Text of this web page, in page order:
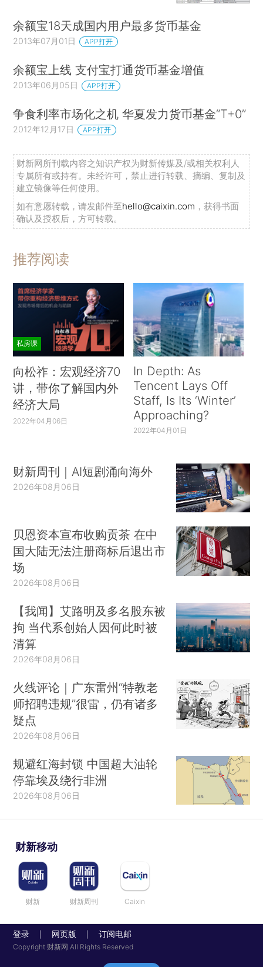
余额宝18天成国内用户最多货币基金
2013年07月01日 APP打开
余额宝上线 支付宝打通货币基金增值
2013年06月05日 APP打开
争食利率市场化之机 华夏发力货币基金“T+0”
2012年12月17日 APP打开
财新网所刊载内容之知识产权为财新传媒及/或相关权利人
专属所有或持有。未经许可，禁止进行转载、摘编、复制及
建立镜像等任何使用。
如有意愿转载，请发邮件至hello@caixin.com ，获得书面
确认及授权后，方可转载。
推荐阅读
私房课
向松祚：宏观经济70
讲，带你了解国内外
经济大局
2022年04月06日
In Depth: As
Tencent Lays Off
Staff, Is Its ‘Winter’
Approaching?
2022年04月01日
财新周刊｜AI短剧涌向海外
2026年08月06日
贝恩资本宣布收购贡茶 在中
国大陆无法注册商标后退出市
场
2026年08月06日
【我闻】艾路明及多名股东被
拘 当代系创始人因何此时被
清算
2026年08月06日
火线评论｜广东雷州“特教老
师招聘违规”很雷，仍有诸多
疑点
2026年08月06日
规避红海封锁 中国超大油轮
停靠埃及绕行非洲
2026年08月06日
财新移动
财新 财新周刊 Caixin
登录 网页版 订阅电邮
Copyright 财新网 All Rights Reserved